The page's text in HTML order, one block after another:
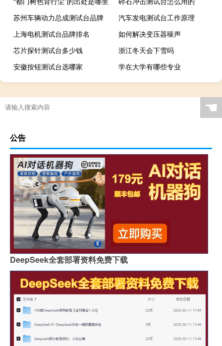
苏州车辆动力总成测试台品牌
汽车发电测试台工作原理
上海电机测试台品牌排名
如何解决变压器噪声
芯片探针测试台多少钱
浙江冬天会下雪吗
安徽按钮测试台选哪家
学在大学有哪些专业
☚
公告
DeepSeek全套部署资料免费下载